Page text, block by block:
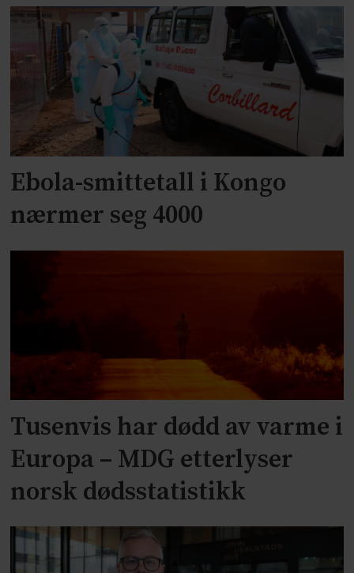
Ebola-smittetall i Kongo
nærmer seg 4000
Tusenvis har dødd av varme i
Europa – MDG etterlyser
norsk dødsstatistikk